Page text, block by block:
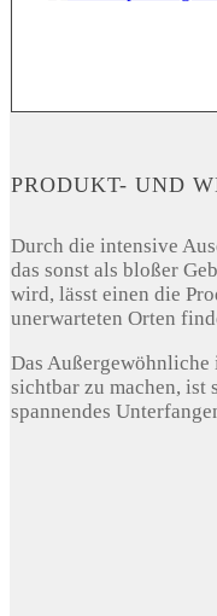
PRODUKT- UND
Durch die intensive
das sonst als bloßer
wird, lässt einen die
unerwarteten Orten
Das
sichtbar zu machen, ist
spannendes